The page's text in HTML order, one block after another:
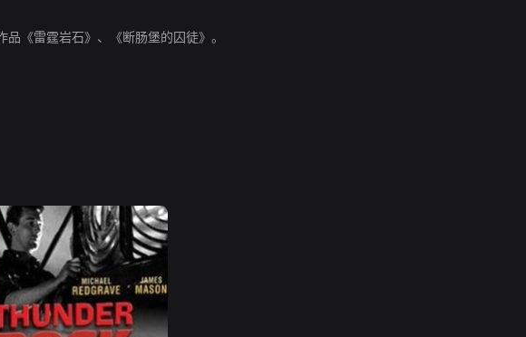
品《雷霆岩石》、《断肠堡的囚徒》。